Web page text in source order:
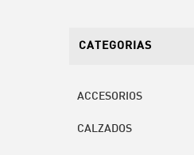
CATEGORIAS
ACCESORIOS
CALZADOS